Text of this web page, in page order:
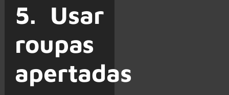
5. Usar
roupas
apertadas